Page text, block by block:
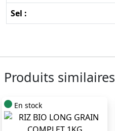
Sel :
Produits similaires
En stock